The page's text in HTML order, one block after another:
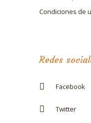
Condiciones de
Redes
Facebook
Twitter